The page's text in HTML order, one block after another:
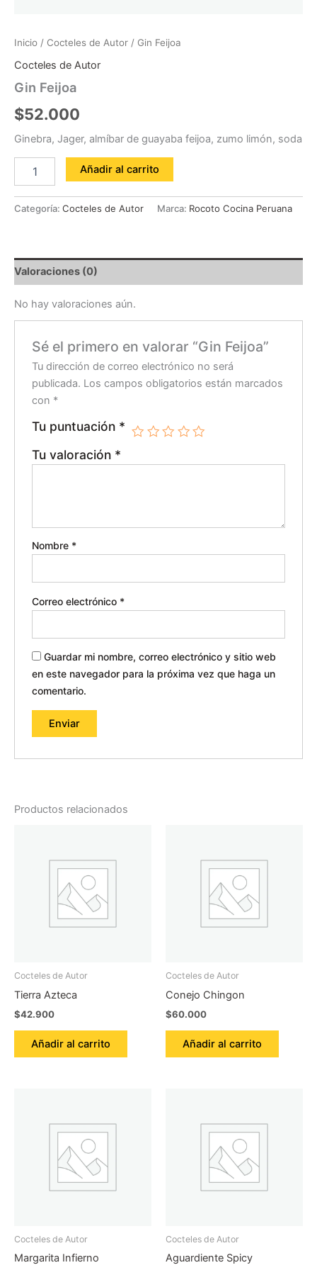
Inicio / Cocteles de Autor / Gin Feijoa
Cocteles de Autor
Gin Feijoa
$52.000
Ginebra, Jager, almíbar de guayaba feijoa, zumo limón, soda
Añadir al carrito
Categoría: Cocteles de Autor Marca: Rocoto Cocina Peruana
Valoraciones (0)
No hay valoraciones aún.
Sé el primero en valorar “Gin Feijoa”
Tu dirección de correo electrónico no será
publicada. Los campos obligatorios están marcados
con *
Tu puntuación *
Tu valoración *
Nombre *
Correo electrónico *
Guardar mi nombre, correo electrónico y sitio web
en este navegador para la próxima vez que haga un
comentario.
Productos relacionados
Cocteles de Autor
Tierra Azteca
$42.900
Añadir al carrito
Cocteles de Autor
Conejo Chingon
$60.000
Añadir al carrito
Cocteles de Autor
Margarita Infierno
Cocteles de Autor
Aguardiente Spicy